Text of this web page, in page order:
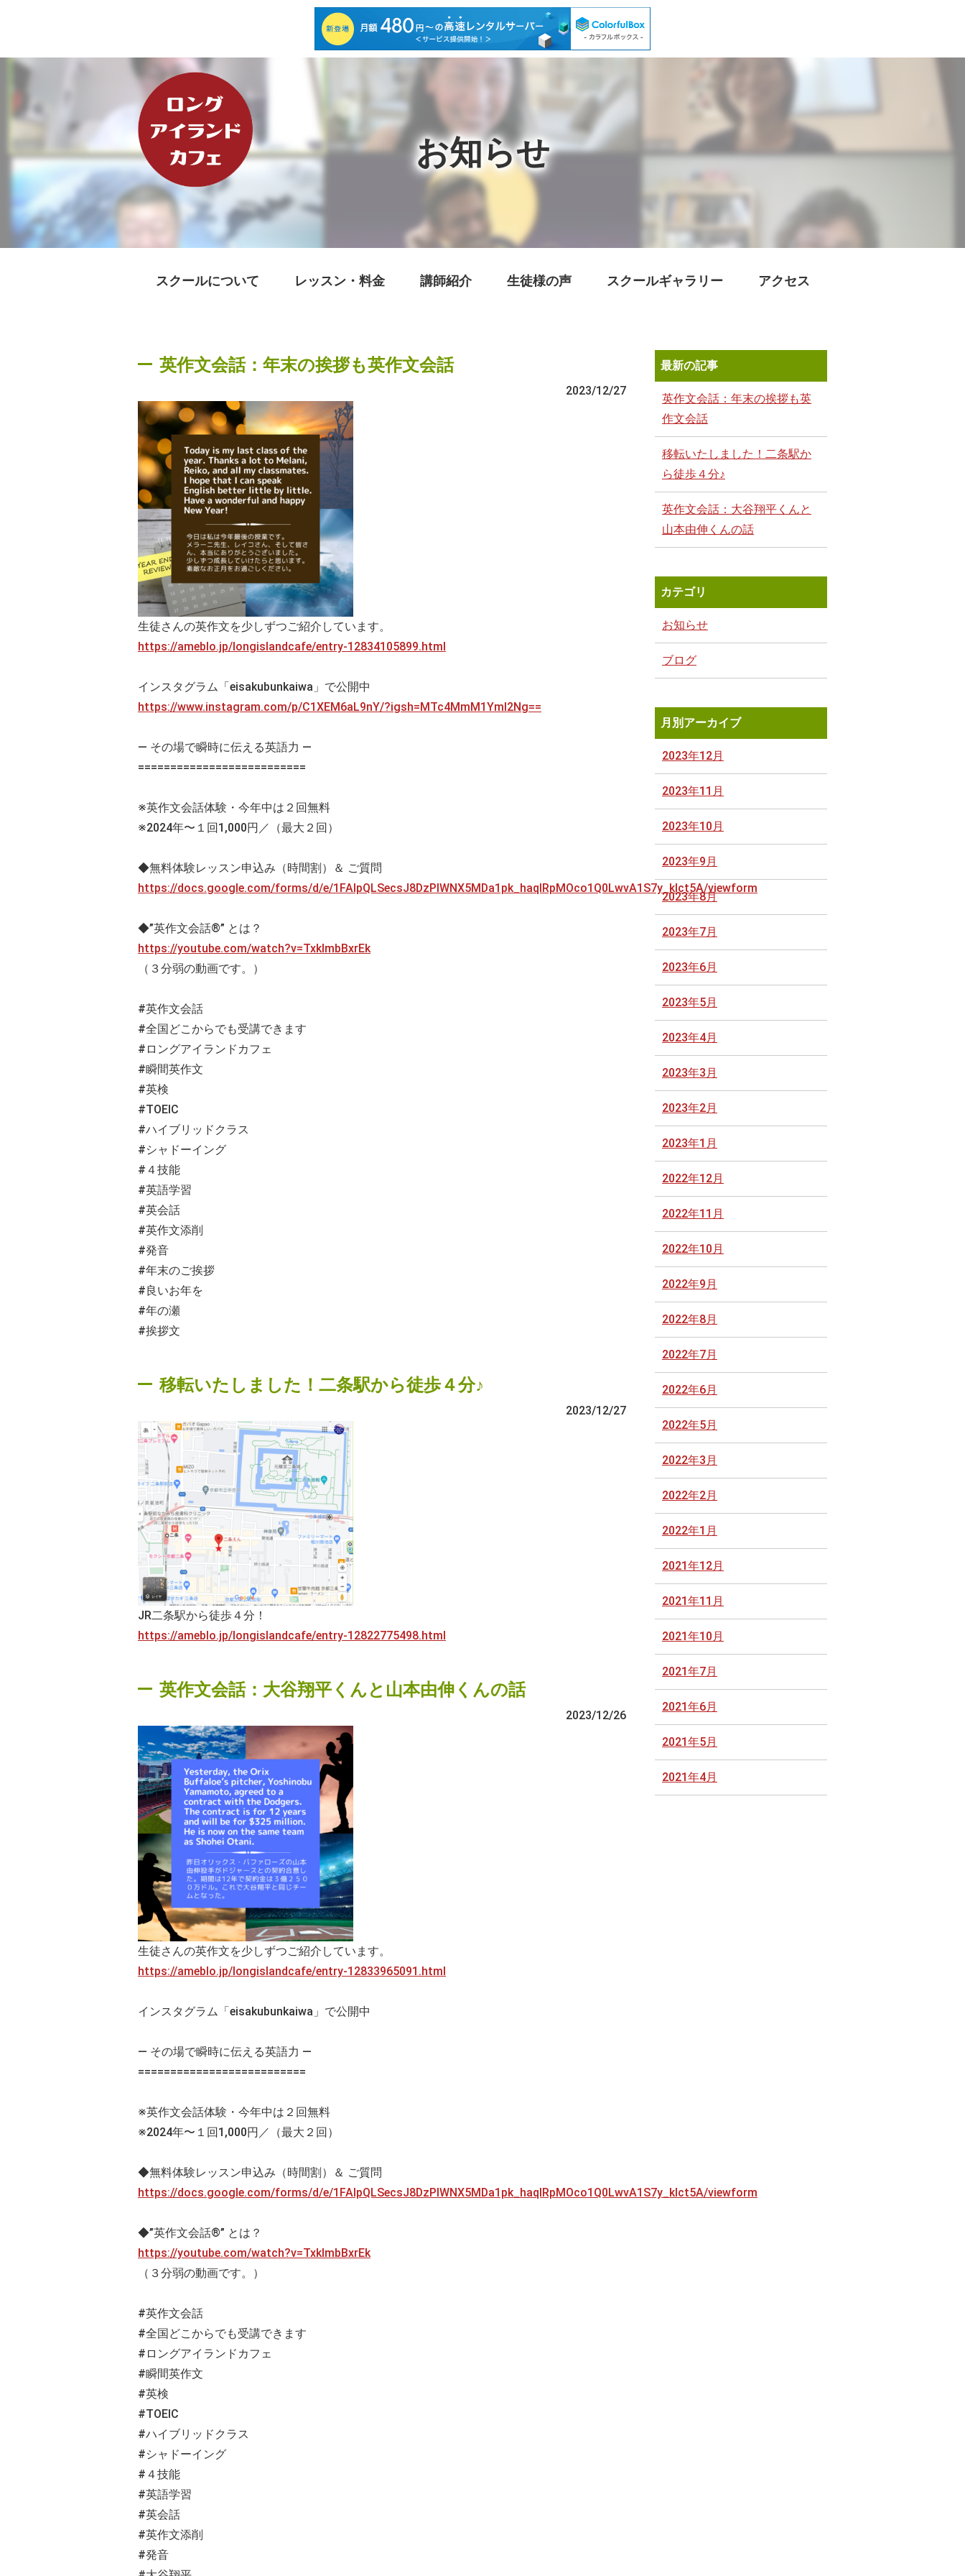
お知らせ
スクールについて レッスン・料金 講師紹介 生徒様の声 スクールギャラリー アクセス
英作文会話：年末の挨拶も英作文会話
2023/12/27
生徒さんの英作文を少しずつご紹介しています。
https://ameblo.jp/longislandcafe/entry-12834105899.html
インスタグラム「eisakubunkaiwa」で公開中
https://www.instagram.com/p/C1XEM6aL9nY/?igsh=MTc4MmM1YmI2Ng==
— その場で瞬時に伝える英語力 —
==========================
※英作文会話体験・今年中は２回無料
※2024年〜１回1,000円／（最大２回）
◆無料体験レッスン申込み（時間割）＆ ご質問
https://docs.google.com/forms/d/e/1FAIpQLSecsJ8DzPlWNX5MDa1pk_haqlRpMOco1Q0LwvA1S7y_klct5A/viewform
◆”英作文会話®” とは？
https://youtube.com/watch?v=TxklmbBxrEk
（３分弱の動画です。）
#英作文会話
#全国どこからでも受講できます
#ロングアイランドカフェ
#瞬間英作文
#英検
#TOEIC
#ハイブリッドクラス
#シャドーイング
#４技能
#英語学習
#英会話
#英作文添削
#発音
#年末のご挨拶
#良いお年を
#年の瀬
#挨拶文
移転いたしました！二条駅から徒歩４分♪
2023/12/27
JR二条駅から徒歩４分！
https://ameblo.jp/longislandcafe/entry-12822775498.html
英作文会話：大谷翔平くんと山本由伸くんの話
2023/12/26
生徒さんの英作文を少しずつご紹介しています。
https://ameblo.jp/longislandcafe/entry-12833965091.html
インスタグラム「eisakubunkaiwa」で公開中
— その場で瞬時に伝える英語力 —
==========================
※英作文会話体験・今年中は２回無料
※2024年〜１回1,000円／（最大２回）
◆無料体験レッスン申込み（時間割）＆ ご質問
https://docs.google.com/forms/d/e/1FAIpQLSecsJ8DzPlWNX5MDa1pk_haqlRpMOco1Q0LwvA1S7y_klct5A/viewform
◆”英作文会話®” とは？
https://youtube.com/watch?v=TxklmbBxrEk
（３分弱の動画です。）
#英作文会話
#全国どこからでも受講できます
#ロングアイランドカフェ
#瞬間英作文
#英検
#TOEIC
#ハイブリッドクラス
#シャドーイング
#４技能
#英語学習
#英会話
#英作文添削
#発音
最新の記事
英作文会話：年末の挨拶も英
作文会話
移転いたしました！二条駅か
ら徒歩４分♪
英作文会話：大谷翔平くんと
山本由伸くんの話
カテゴリ
お知らせ
ブログ
月別アーカイブ
2023年12月
2023年11月
2023年10月
2023年9月
2023年8月
2023年7月
2023年6月
2023年5月
2023年4月
2023年3月
2023年2月
2023年1月
2022年12月
2022年11月
2022年10月
2022年9月
2022年8月
2022年7月
2022年6月
2022年5月
2022年3月
2022年2月
2022年1月
2021年12月
2021年11月
2021年10月
2021年7月
2021年6月
2021年5月
2021年4月